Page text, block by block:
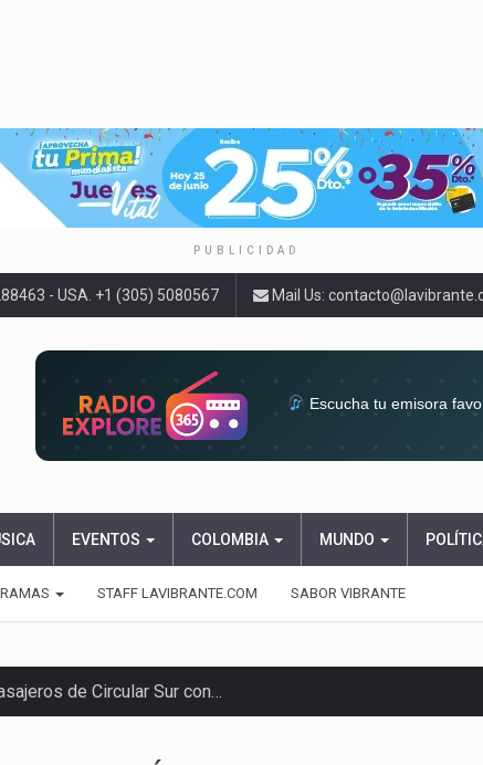
PUBLICIDAD
- USA. +1 (305) 5080567 Mail Us:
Escucha tu emisora
EVENTOS COLOMBIA MUNDO
STAFF LAVIBRANTE.COM SABOR VIBRANTE
de Circular Sur con…